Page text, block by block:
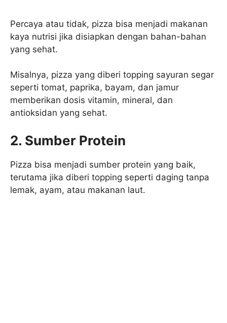
Percaya atau tidak, pizza bisa menjadi makanan
kaya nutrisi jika disiapkan dengan bahan-bahan
yang sehat.
Misalnya, pizza yang diberi topping sayuran segar
seperti tomat, paprika, bayam, dan jamur
memberikan dosis vitamin, mineral, dan
antioksidan yang sehat.
2. Sumber Protein
Pizza bisa menjadi sumber protein yang baik,
terutama jika diberi topping seperti daging tanpa
lemak, ayam, atau makanan laut.